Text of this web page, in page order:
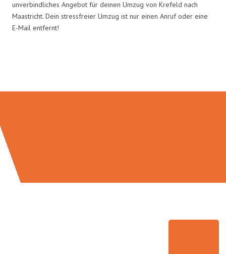
unverbindliches Angebot für deinen Umzug von Krefeld nach
Maastricht. Dein stressfreier Umzug ist nur einen Anruf oder eine
E-Mail entfernt!